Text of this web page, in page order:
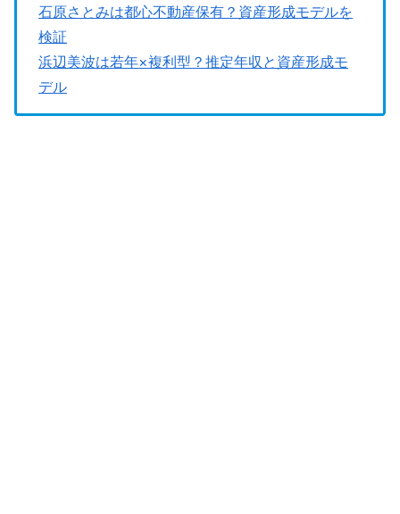
石原さとみは都心不動産保有？資産形成モデルを
検証
浜辺美波は若年×複利型？推定年収と資産形成モ
デル